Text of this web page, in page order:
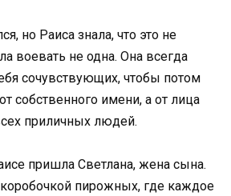
но Раиса знала, что это не
воевать не одна. Она всегда
сочувствующих, чтобы потом
собственного имени, а от лица
приличных людей.
пришла Светлана, жена сына.
коробочкой пирожных, где каждое